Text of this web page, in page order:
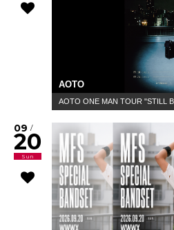
AOTO
AOTO ONE MAN TOUR "STILL
09 /
20
Sun